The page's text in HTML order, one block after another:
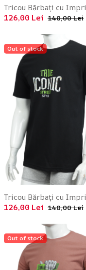
126,00 Lei 140,00 Lei
Out of stock
126,00 Lei 140,00 Lei
Out of stock